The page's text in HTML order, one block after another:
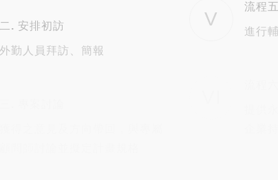
. 安排初訪
勤人員拜訪、簡報
V
流程
進行